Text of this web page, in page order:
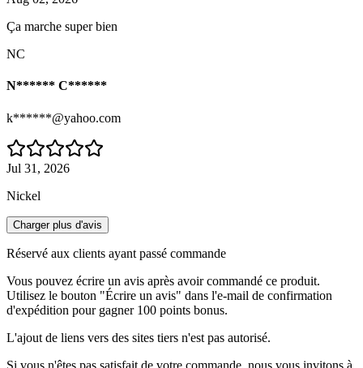
Ça marche super bien
NC
N****** C******
k******@yahoo.com
Jul 31, 2026
Nickel
Charger plus d'avis
Réservé aux clients ayant passé commande
Vous pouvez écrire un avis après avoir commandé ce produit.
Utilisez le bouton "Écrire un avis" dans l'e-mail de confirmation
d'expédition pour gagner 100 points bonus.
L'ajout de liens vers des sites tiers n'est pas autorisé.
Si vous n'êtes pas satisfait de votre commande, nous vous invitons à